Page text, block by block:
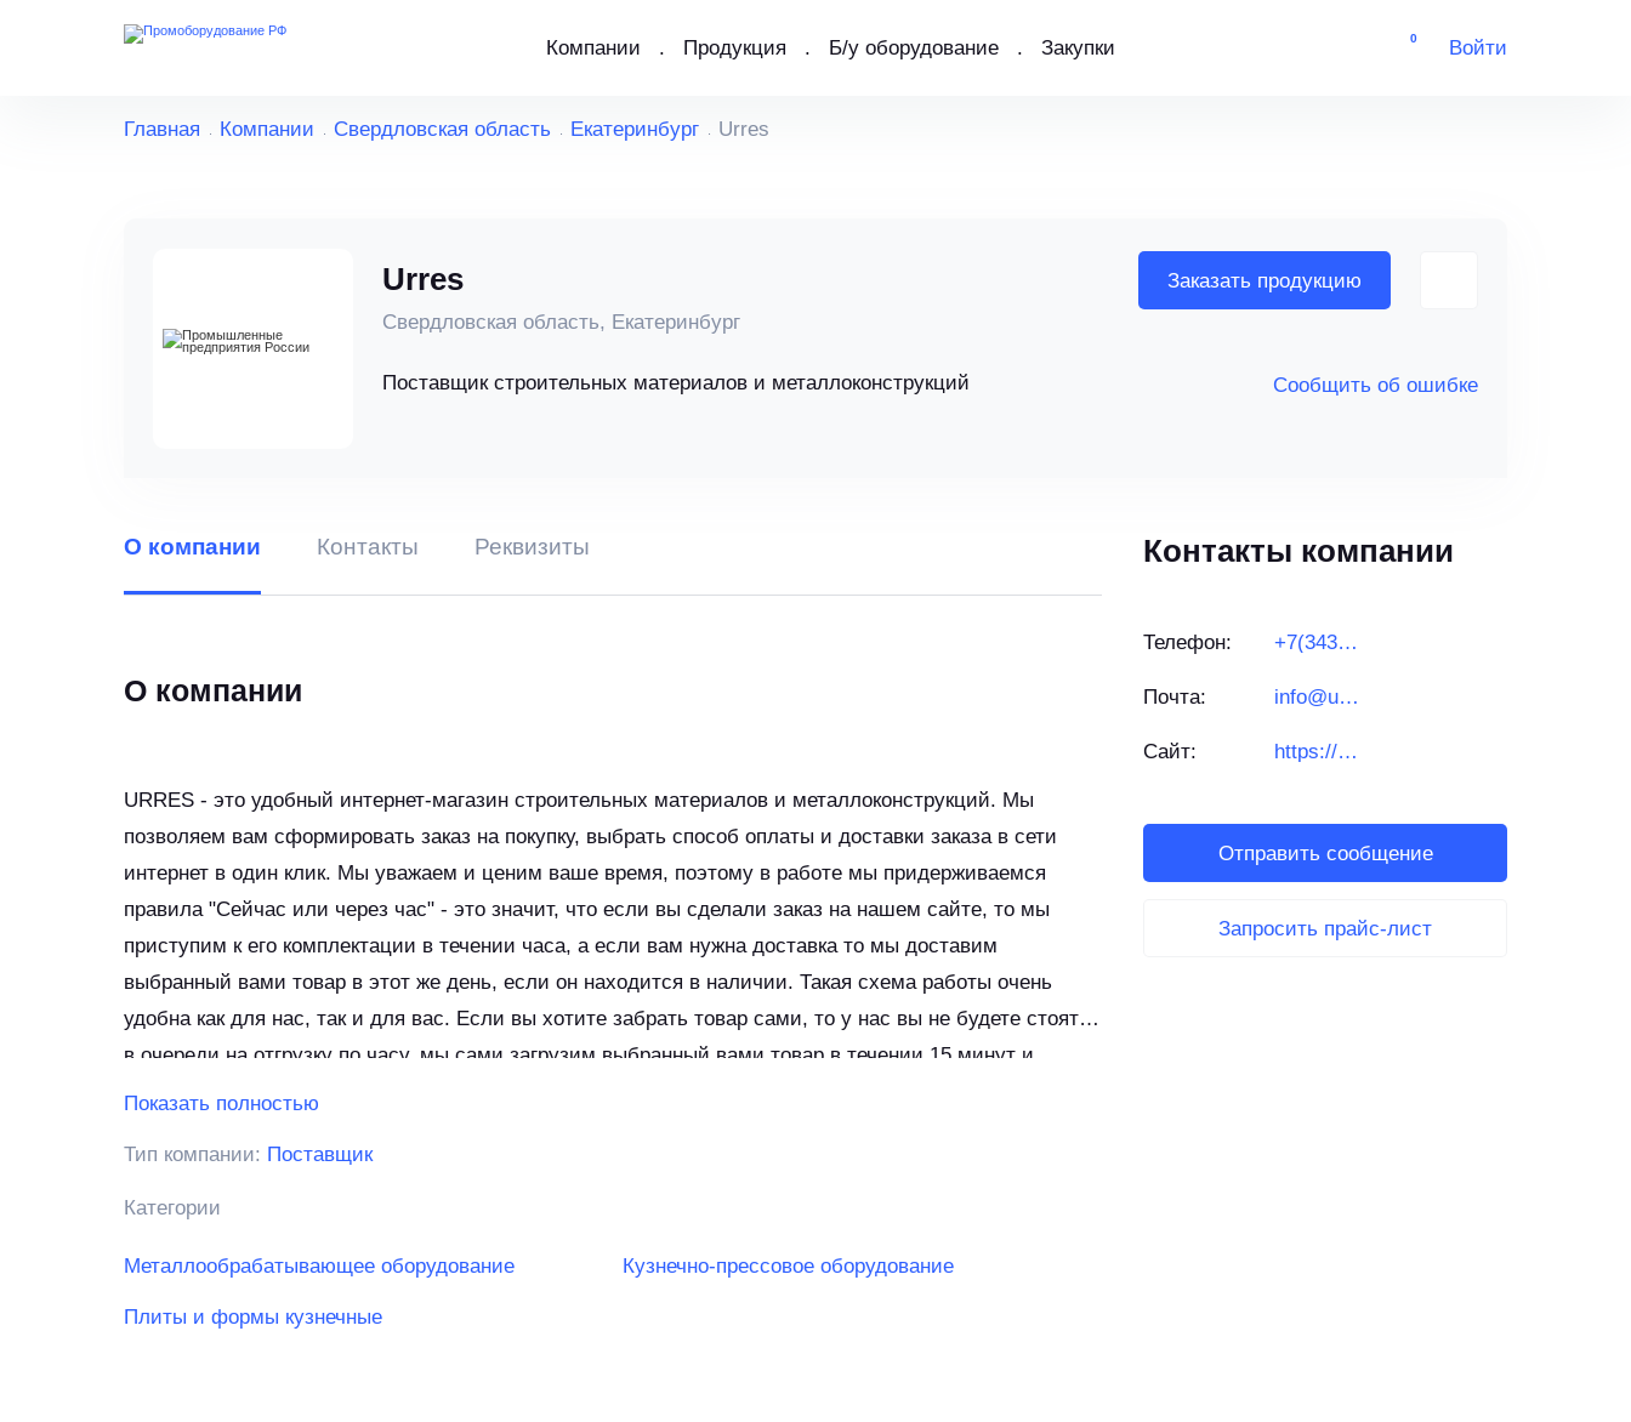
Компании Продукция Б/у оборудование Закупки 0 Войти
Главная Компании Свердловская область Екатеринбург Urres
Urres
Свердловская область, Екатеринбург
Поставщик строительных материалов и металлоконструкций
Заказать продукцию
Сообщить об ошибке
О компании Контакты Реквизиты
О компании
URRES - это удобный интернет-магазин строительных материалов и металлоконструкций. Мы
позволяем вам сформировать заказ на покупку, выбрать способ оплаты и доставки заказа в сети
интернет в один клик. Мы уважаем и ценим ваше время, поэтому в работе мы придерживаемся
правила "Сейчас или через час" - это значит, что если вы сделали заказ на нашем сайте, то мы
приступим к его комплектации в течении часа, а если вам нужна доставка то мы доставим
выбранный вами товар в этот же день, если он находится в наличии. Такая схема работы очень
удобна как для нас, так и для вас. Если вы хотите забрать товар сами, то у нас вы не будете стоять
в очереди на отгрузку по часу, мы сами загрузим выбранный вами товар в течении 15 минут и
сформируем отгрузочные документы.
Показать полностью
Тип компании: Поставщик
Категории
Металлообрабатывающее оборудование Кузнечно-прессовое оборудование
Плиты и формы кузнечные
Контакты компании
Телефон: +7(343)379-01-22
Почта: info@urres.ru
Сайт: https://urres.ru/
Отправить сообщение
Запросить прайс-лист